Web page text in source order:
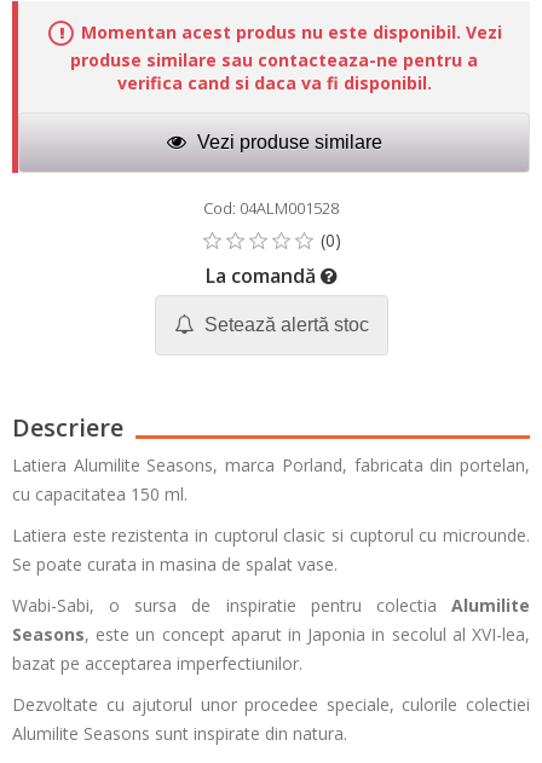
Momentan acest produs nu este disponibil. Vezi
produse similare sau contacteaza-ne pentru a
verifica cand si daca va fi disponibil.
Vezi produse similare
Cod: 04ALM001528
La comandă
Setează alertă stoc
Descriere
Latiera Alumilite Seasons, marca Porland, fabricata din portelan,
cu capacitatea 150 ml.
Latiera este rezistenta in cuptorul clasic si cuptorul cu microunde.
Se poate curata in masina de spalat vase.
Wabi-Sabi, o sursa de inspiratie pentru colectia Alumilite
Seasons, este un concept aparut in Japonia in secolul al XVI-lea,
bazat pe acceptarea imperfectiunilor.
Dezvoltate cu ajutorul unor procedee speciale, culorile colectiei
Alumilite Seasons sunt inspirate din natura.